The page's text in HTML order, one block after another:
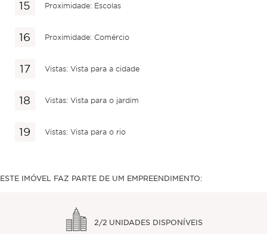
Proximidade: Escolas
Proximidade: Comércio
Vistas: Vista para a cidade
Vistas: Vista para o jardim
Vistas: Vista para o rio
ESTE IMÓVEL FAZ PARTE DE UM EMPREENDIMENTO:
2/2 UNIDADES DISPONÍVEIS